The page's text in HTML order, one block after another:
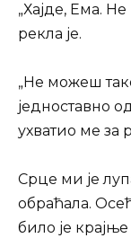
„Хајде, Ема.
рекла је.
„Не можеш
једноставно
ухватио ме за
Срце ми је
обраћала.
било је